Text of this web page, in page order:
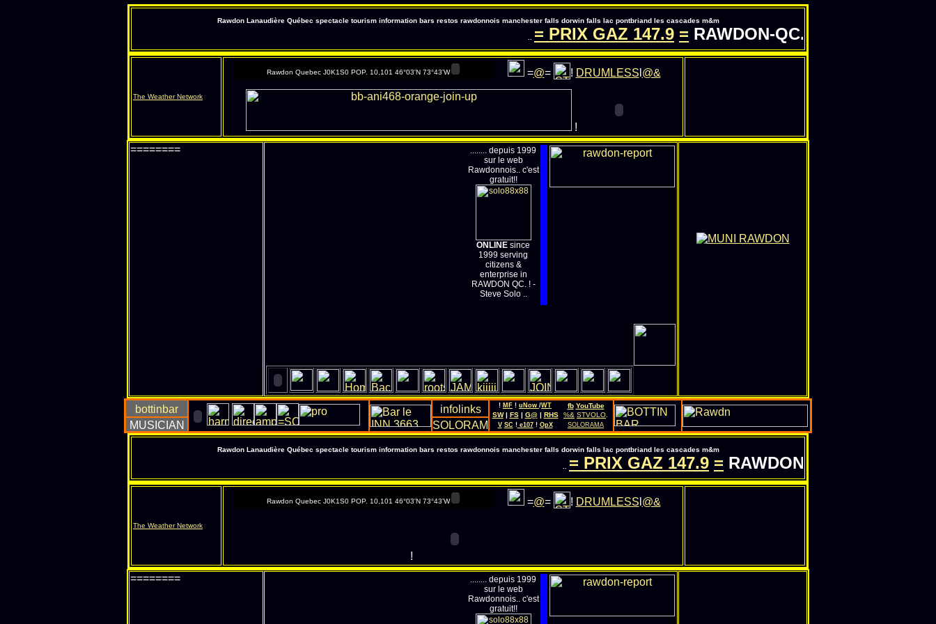
Rawdon Lanaudière Québec spectacle tourism information bars restos rawdonnois manchester falls dorwin falls lac pontbriand les cascades m&m
= PRIX GAZ147.9 = RAWDON-QC.COM -
The Weather Network
Rawdon Quebec J0K1S0 POP. 10,101 46°03'N 73°43'W =@= ! DRUMLESS @&
!
========
........ depuis 1999
sur le web
Rawdonnois.. c'est
gratuit!!
ONLINE since
1999 serving
citizens &
enterprise in
RAWDON QC. ! -
Steve Solo ..
! MF ! uNow /WT fb YouTube
SW| FS| G@| RHS %& STVOLO
V SC !e107! OpX SOLORAMA
Rawdon Lanaudière Québec spectacle tourism information bars restos rawdonnois manchester falls dorwin falls lac pontbriand les cascades m&m
= PRIX GAZ147.9 = RAWDON-QC.COM -
The Weather Network
Rawdon Quebec J0K1S0 POP. 10,101 46°03'N 73°43'W =@= ! DRUMLESS @&
!
========
........ depuis 1999
sur le web
Rawdonnois.. c'est
gratuit!!